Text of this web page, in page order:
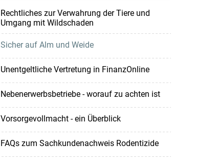
Rechtliches zur Verwahrung der Tiere und
Umgang mit Wildschaden
Sicher auf Alm und Weide
Unentgeltliche Vertretung in FinanzOnline
Nebenerwerbsbetriebe - worauf zu achten ist
Vorsorgevollmacht - ein Überblick
FAQs zum Sachkundenachweis Rodentizide